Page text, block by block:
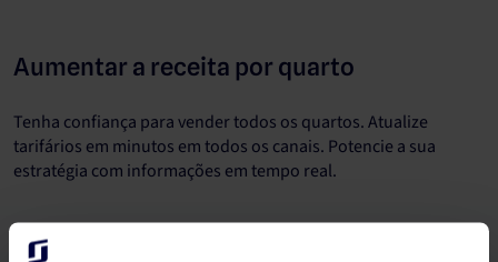
Aumentar a receita por quarto
Tenha confiança para vender todos os quartos. Atualize
tarifários em minutos em todos os canais. Potencie a sua
estratégia com informações em tempo real.